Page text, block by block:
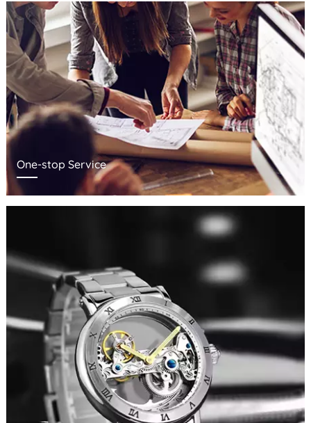
One-stop Service